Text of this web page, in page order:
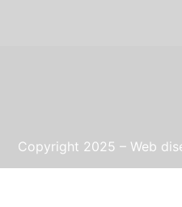
Copyright 2025 – Web